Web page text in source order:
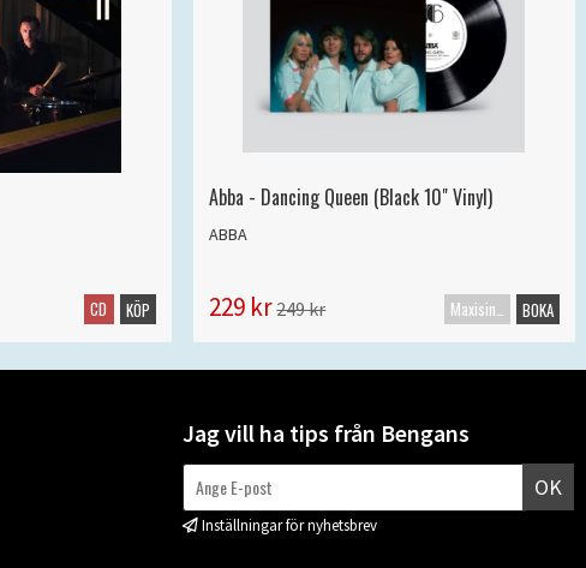
CD KÖP
Abba - Dancing Queen (Black 10" Vinyl)
ABBA
229 kr249 kr BOKA
Jag vill ha tips från Bengans
OK
Inställningar för nyhetsbrev